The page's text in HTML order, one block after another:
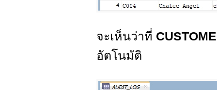
จะเห็นว่าที่
อัตโนมัติ